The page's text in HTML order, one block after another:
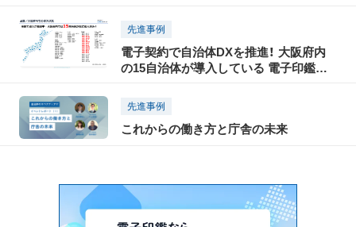
先進事例
電子契約で自治体DXを推進！ 大阪府内
の15自治体が導入している 電子印鑑
先進事例
これからの働き方と庁舎の未来